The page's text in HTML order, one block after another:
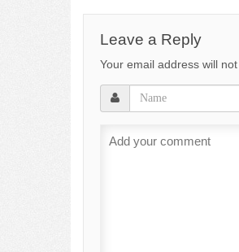
Leave a Reply
Your email address will not